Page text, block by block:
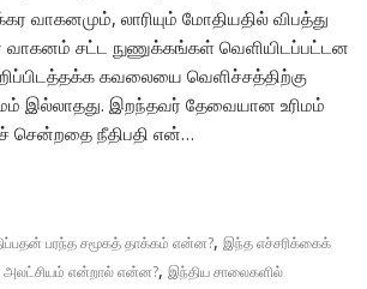
வாகனமும், லாரியும் மோதியதில் விபத்து
வாகனம் சட்ட நுணுக்கங்கள் வெளியிடப்பட்டன
கவலையை வெளிச்சத்திற்கு
இல்லாதது. இறந்தவர் தேவையான உரிமம்
சென்றதை நீதிபதி என்…
பரந்த சமூகத் தாக்கம் என்ன?, இந்த எச்சரிக்கைக்
அலட்சியம் என்றால் என்ன?, இந்திய சாலைகளில்